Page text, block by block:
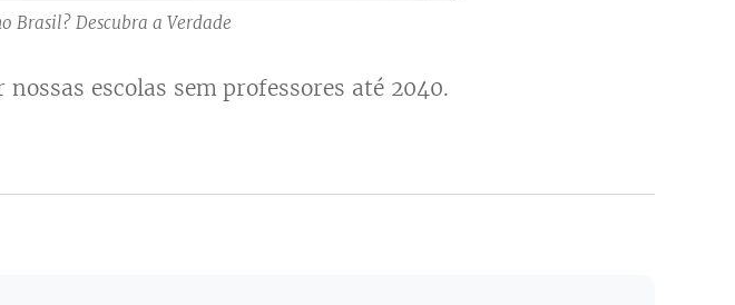
Brasil? Descubra a Verdade
escolas sem professores até 2040.